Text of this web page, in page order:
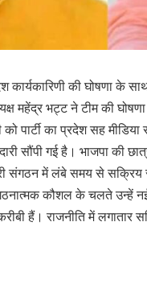
कार्यकारिणी की घोषणा के
महेंद्र भट्ट ने टीम की
को पार्टी का प्रदेश सह
सौंपी गई है। भाजपा की
संगठन में लंबे समय से सक्रिय
कौशल के चलते उन्हें नई
हैं। राजनीति में लगातार